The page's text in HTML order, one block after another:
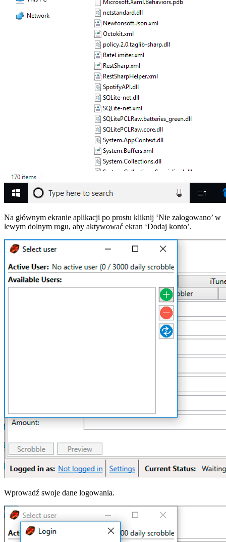
Na głównym ekranie aplikacji po prostu kliknij ‘Nie zalogowano’ w
lewym dolnym rogu, aby aktywować ekran ‘Dodaj konto’.
Wprowadź swoje dane logowania.